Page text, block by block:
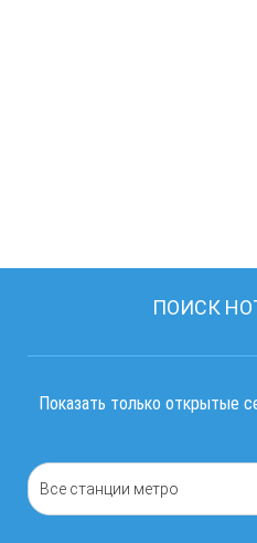
ПОИСК
Показать только открытые
Все станции метро